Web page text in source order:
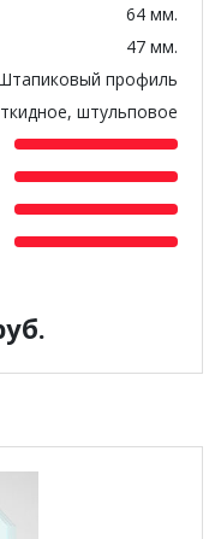
64 мм.
47 мм.
профиль
штульповое